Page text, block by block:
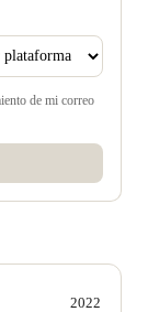
de mi correo
2022